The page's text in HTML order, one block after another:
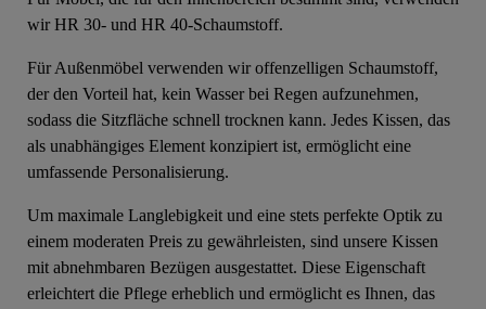
wir HR 30- und HR 40-Schaumstoff.
Für Außenmöbel verwenden wir offenzelligen Schaumstoff,
der den Vorteil hat, kein Wasser bei Regen aufzunehmen,
sodass die Sitzfläche schnell trocknen kann. Jedes Kissen, das
als unabhängiges Element konzipiert ist, ermöglicht eine
umfassende Personalisierung.
Um maximale Langlebigkeit und eine stets perfekte Optik zu
einem moderaten Preis zu gewährleisten, sind unsere Kissen
mit abnehmbaren Bezügen ausgestattet. Diese Eigenschaft
erleichtert die Pflege erheblich und ermöglicht es Ihnen, das